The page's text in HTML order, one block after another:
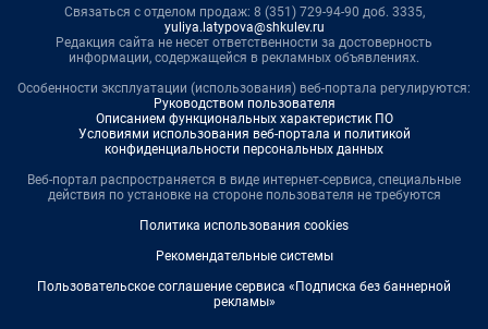
Связаться с отделом продаж: 8 (351) 729-94-90 доб. 3335,
yuliya.latypova@shkulev.ru
Редакция сайта не несет ответственности за достоверность
информации, содержащейся в рекламных объявлениях.
Особенности эксплуатации (использования) веб-портала регулируются:
Руководством пользователя
Описанием функциональных характеристик ПО
Условиями использования веб-портала и политикой
конфиденциальности персональных данных
Веб-портал распространяется в виде интернет-сервиса, специальные
действия по установке на стороне пользователя не требуются
Политика использования cookies
Рекомендательные системы
Пользовательское соглашение сервиса «Подписка без баннерной
рекламы»